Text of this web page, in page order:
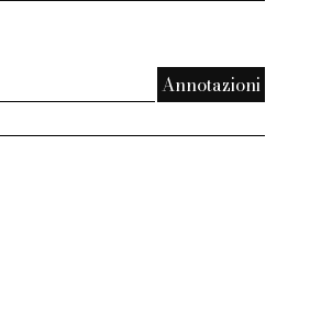
Annotazioni